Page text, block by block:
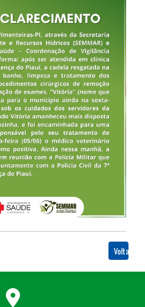
Voltar